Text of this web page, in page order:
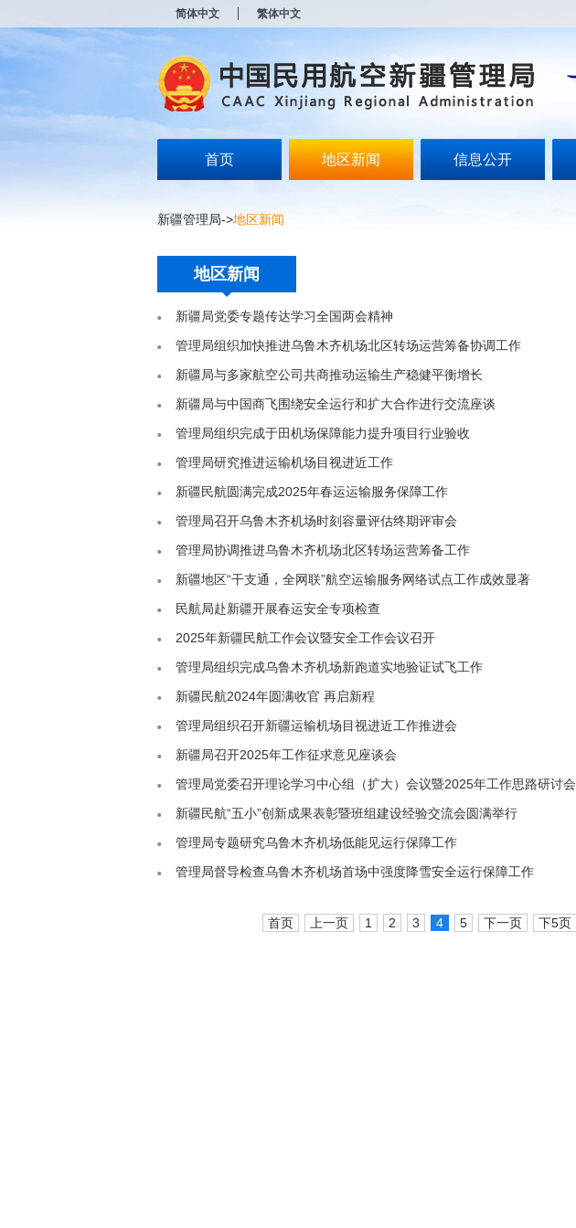
简体中文 繁体中文
首页 地区新闻 信息公开
新疆管理局->地区新闻
地区新闻
新疆局党委专题传达学习全国两会精神
管理局组织加快推进乌鲁木齐机场北区转场运营筹备协调工作
新疆局与多家航空公司共商推动运输生产稳健平衡增长
新疆局与中国商飞围绕安全运行和扩大合作进行交流座谈
管理局组织完成于田机场保障能力提升项目行业验收
管理局研究推进运输机场目视进近工作
新疆民航圆满完成2025年春运运输服务保障工作
管理局召开乌鲁木齐机场时刻容量评估终期评审会
管理局协调推进乌鲁木齐机场北区转场运营筹备工作
新疆地区“干支通，全网联”航空运输服务网络试点工作成效显著
民航局赴新疆开展春运安全专项检查
2025年新疆民航工作会议暨安全工作会议召开
管理局组织完成乌鲁木齐机场新跑道实地验证试飞工作
新疆民航2024年圆满收官 再启新程
管理局组织召开新疆运输机场目视进近工作推进会
新疆局召开2025年工作征求意见座谈会
管理局党委召开理论学习中心组（扩大）会议暨2025年工作思路研讨会
新疆民航“五小”创新成果表彰暨班组建设经验交流会圆满举行
管理局专题研究乌鲁木齐机场低能见运行保障工作
管理局督导检查乌鲁木齐机场首场中强度降雪安全运行保障工作
首页 上一页 1 2 3 4 5 下一页 下5页
打
无
障